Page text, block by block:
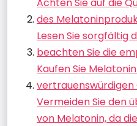
des
Lesen Sie sorgfältig
beachten Sie die
Kaufen Sie
vertrauenswürdigen
Vermeiden Sie den
von Melatonin, da